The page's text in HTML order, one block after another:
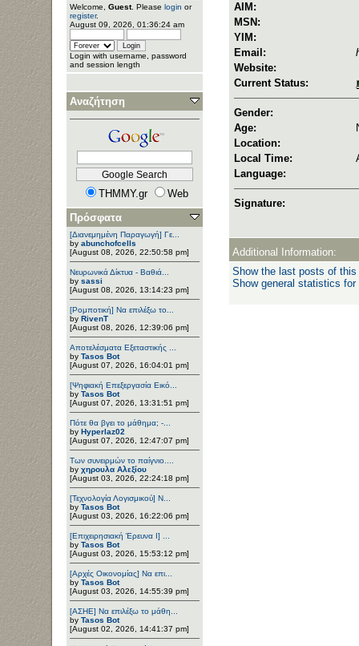
Welcome, Guest. Please login or
register.
August 09, 2026, 01:36:24 am
Login with username, password
and session length
Αναζήτηση
THMMY.gr
Web
Πρόσφατα
[Διανεμημένη Παραγωγή] Γε...
by abunchofcells
[August 08, 2026, 22:50:58 pm]
Νευρωνικά Δίκτυα - Βαθιά...
by sassi
[August 08, 2026, 13:14:23 pm]
[Ρομποτική] Να επιλέξω το...
by RivenT
[August 08, 2026, 12:39:06 pm]
Αποτελέσματα Εξεταστικής ...
by Tasos Bot
[August 07, 2026, 16:04:01 pm]
[Ψηφιακή Επεξεργασία Εικό...
by Tasos Bot
[August 07, 2026, 13:31:51 pm]
Πότε θα βγει το μάθημα; -...
by Hyperlaz02
[August 07, 2026, 12:47:07 pm]
Των συνειρμών το παίγνιο....
by χηρουλα Αλεξίου
[August 03, 2026, 22:24:18 pm]
[Τεχνολογία Λογισμικού] Ν...
by Tasos Bot
[August 03, 2026, 16:22:06 pm]
[Επιχειρησιακή Έρευνα Ι] ...
by Tasos Bot
[August 03, 2026, 15:53:12 pm]
[Αρχές Οικονομίας] Να επι...
by Tasos Bot
[August 03, 2026, 14:55:39 pm]
[ΑΣΗΕ] Να επιλέξω το μάθη...
by Tasos Bot
[August 02, 2026, 14:41:37 pm]
AIM:
MSN:
YIM:
Email:
Website:
Current Status:
Gender:
Age:
Location:
Local Time:
Language:
Signature:
Additional Information:
Show the last posts of this
Show general statistics for